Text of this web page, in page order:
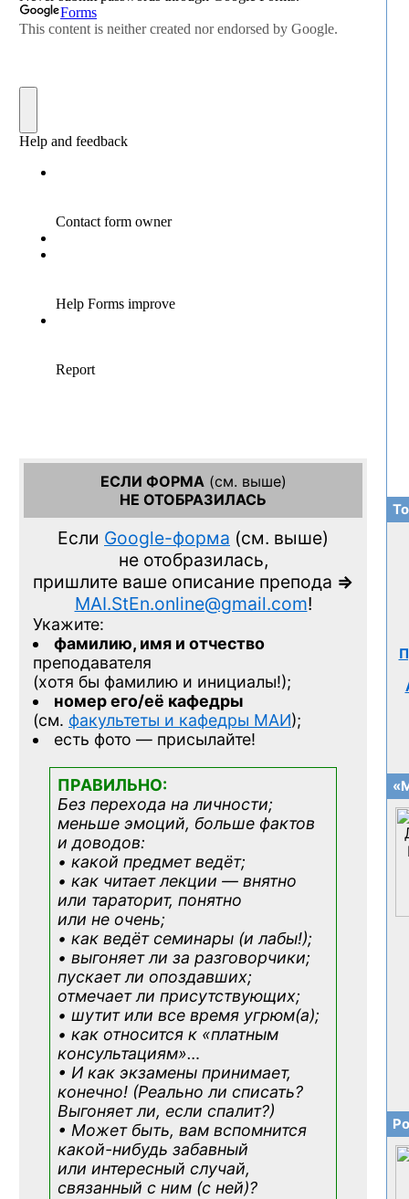
ЕСЛИ ФОРМА(см. выше)
НЕ ОТОБРАЗИЛАСЬ
Если Google-форма (см. выше)
не отобразилась,
пришлите ваше описание препода =>
MAI.StEn.online@gmail.com!
Укажите:
фамилию, имя и отчество
преподавателя
(хотя бы фамилию и инициалы!);
номер его/её кафедры
(см. факультеты и кафедры МАИ);
есть фото — присылайте!
ПРАВИЛЬНО:
Без перехода на личности;
меньше эмоций, больше фактов
и доводов:
• какой предмет ведёт;
• как читает лекции — внятно
или тараторит, понятно
или не очень;
• как ведёт семинары (и лабы!);
• выгоняет ли за разговорчики;
пускает ли опоздавших;
отмечает ли присутствующих;
• шутит или все время угрюм(а);
• как относится к «платным
консультациям»…
• И как экзамены принимает,
конечно! (Реально ли списать?
Выгоняет ли, если спалит?)
• Может быть, вам вспомнится
какой-нибудь забавный
или интересный случай,
связанный с ним (с ней)?